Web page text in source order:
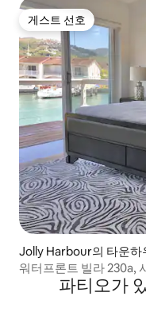
게스트 선호
게스트 선호
Jolly Harbour의 타운하
워터프론트 빌라 230a,
파티오가